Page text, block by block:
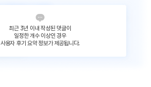
최근 3년 이내 작성된 댓글이
일정한 개수 이상인 경우
사용자 후기 요약 정보가 제공됩니다.